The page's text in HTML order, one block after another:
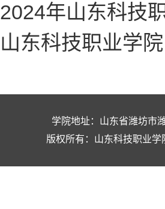
2024年山东科技
山东科技职业学
学院地址： 山东省潍坊市
版权所有：山东科技职业